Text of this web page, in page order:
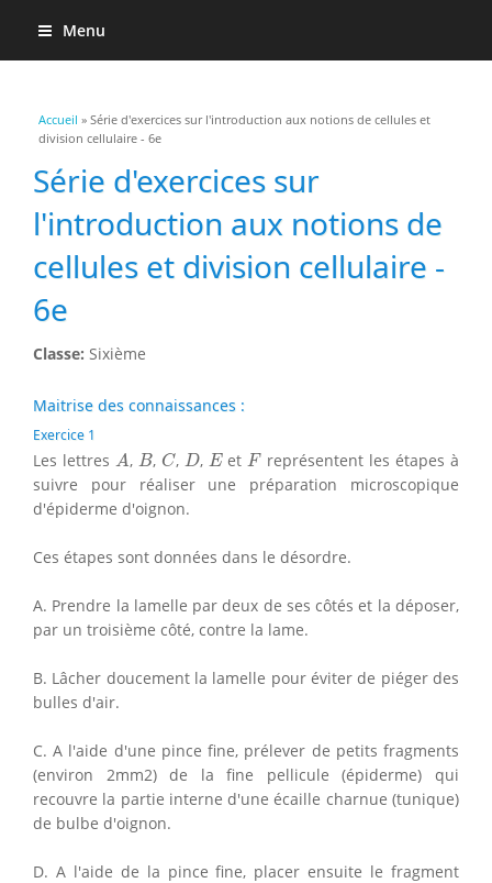
Menu
Vous êtes ici
Accueil » Série d'exercices sur l'introduction aux notions de cellules et
division cellulaire - 6e
Série d'exercices sur
l'introduction aux notions de
cellules et division cellulaire -
6e
Classe: Sixième
Maitrise des connaissances :
Exercice 1
Les lettres A
A , B
B, C
C, D
D, E
Eet F
F représentent les étapes à
suivre pour réaliser une préparation microscopique
d'épiderme d'oignon.
Ces étapes sont données dans le désordre.
A. Prendre la lamelle par deux de ses côtés et la déposer,
par un troisième côté, contre la lame.
B. Lâcher doucement la lamelle pour éviter de piéger des
bulles d'air.
C. A l'aide d'une pince fine, prélever de petits fragments
(environ 2mm2) de la fine pellicule (épiderme) qui
recouvre la partie interne d'une écaille charnue (tunique)
de bulbe d'oignon.
D. A l'aide de la pince fine, placer ensuite le fragment